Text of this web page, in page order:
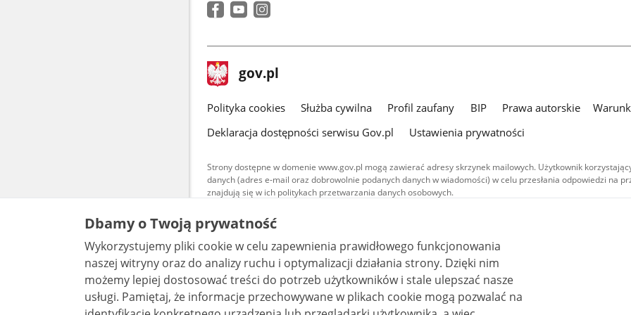
stopka
gov.pl Strona
gov.pl
gov.pl
Polityka cookies Służba cywilna Profil zaufany BIP Prawa autorskie
Deklaracja dostępności serwisu Gov.pl
Ustawienia prywatności
Strony dostępne w domenie www.gov.pl mogą zawierać adresy skrzynek mailowych. Użytkownik
danych (adres e-mail oraz dobrowolnie podanych danych w wiadomości) w celu przesłania odpowiedzi na
znajdują się w ich politykach przetwarzania danych osobowych.
Treści tekstowe publikowane w serwisie (z wyłączeniem treści audiowizualnych), są
udostępniane na licencji typu Creative Commons: uznanie autorstwa - na tych samych
warunkach 4.0 (CC BY-SA 4.0). Materiały audiowizualne, w tym zdjęcia, materiały audio i
są udostępniane na licencji typu Creative Commons: uznanie autorstwa użycie niekomercyjne
bez utworów zależnych 4.0 (CC BY-NC-ND 4.0), o ile nie jest to stwierdzone inaczej.
Dbamy o Twoją prywatność
Wykorzystujemy pliki cookie w celu zapewnienia prawidłowego funkcjonowania
naszej witryny oraz do analizy ruchu i optymalizacji działania strony. Dzięki nim
możemy lepiej dostosować treści do potrzeb użytkowników i stale ulepszać nasze
usługi. Pamiętaj, że informacje przechowywane w plikach cookie mogą pozwalać na